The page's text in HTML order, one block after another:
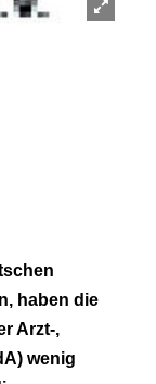
haben die
Arzt-,
wenig